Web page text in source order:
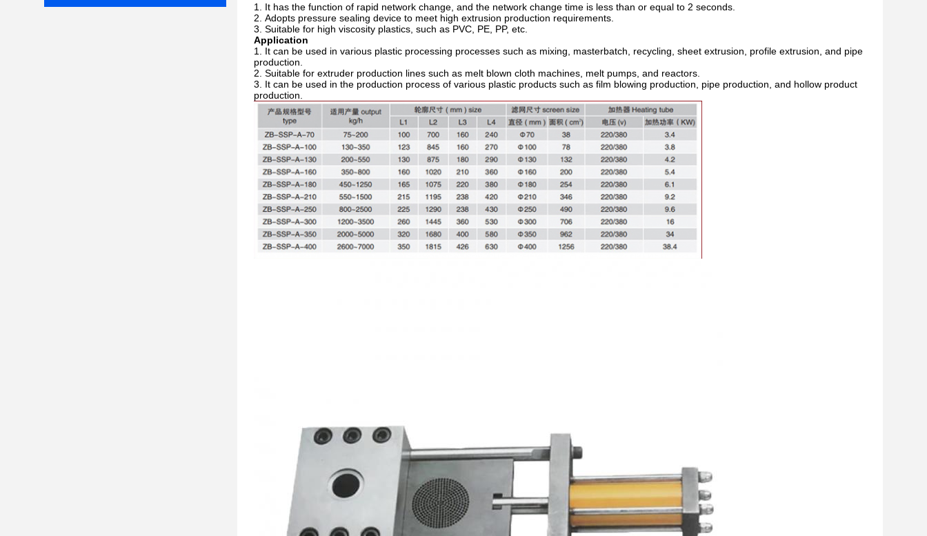
It has the function of rapid network change, and the network change time is less than or equal to 2 seconds.
Adopts pressure sealing device to meet high extrusion production requirements.
Suitable for high viscosity plastics, such as PVC, PE, PP, etc.
Application
It can be used in various plastic processing processes such as mixing, masterbatch, recycling, sheet extrusion, profile extrusion, and pipe
production.
Suitable for extruder production lines such as melt blown cloth machines, melt pumps, and reactors.
It can be used in the production process of various plastic products such as film blowing production, pipe production, and hollow product
production.